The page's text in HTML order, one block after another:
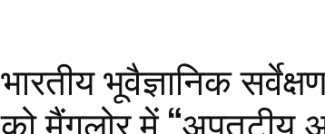
भारतीय भूवैज्ञानिक
को मैंगलोर में